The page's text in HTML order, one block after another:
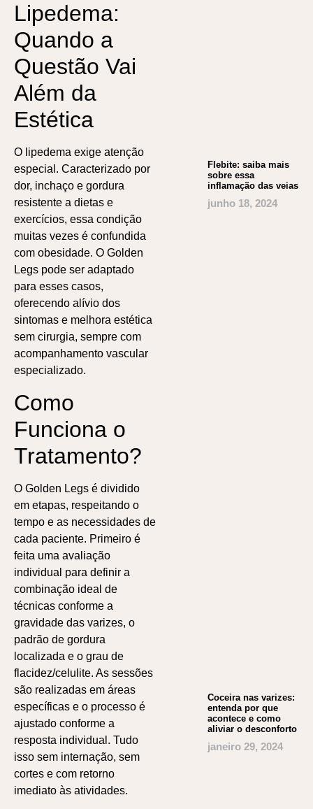
Lipedema:
Quando a
Questão Vai
Além da
Estética
O lipedema exige atenção
especial. Caracterizado por
dor, inchaço e gordura
resistente a dietas e
exercícios, essa condição
muitas vezes é confundida
com obesidade. O Golden
Legs pode ser adaptado
para esses casos,
oferecendo alívio dos
sintomas e melhora estética
sem cirurgia, sempre com
acompanhamento vascular
especializado.
Como
Funciona o
Tratamento?
O Golden Legs é dividido
em etapas, respeitando o
tempo e as necessidades de
cada paciente. Primeiro é
feita uma avaliação
individual para definir a
combinação ideal de
técnicas conforme a
gravidade das varizes, o
padrão de gordura
localizada e o grau de
flacidez/celulite. As sessões
são realizadas em áreas
específicas e o processo é
ajustado conforme a
resposta individual. Tudo
isso sem internação, sem
cortes e com retorno
imediato às atividades.
Flebite: saiba mais
sobre essa
inflamação das veias
junho 18, 2024
Coceira nas varizes:
entenda por que
acontece e como
aliviar o desconforto
janeiro 29, 2024